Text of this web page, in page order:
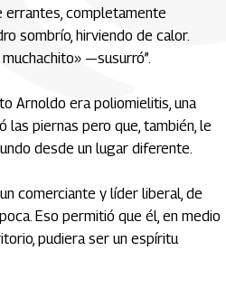
errantes, completamente
sombrío, hirviendo de calor.
—susurró”.
Arnoldo era poliomielitis, una
las piernas pero que, también, le
desde un lugar diferente.
comerciante y líder liberal, de
Eso permitió que él, en medio
pudiera ser un espíritu